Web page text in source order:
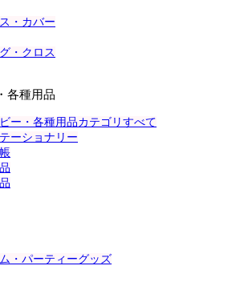
・カバー
・クロス
各種用品
ー・各種用品カテゴリすべて
ーショナリー
・パーティーグッズ